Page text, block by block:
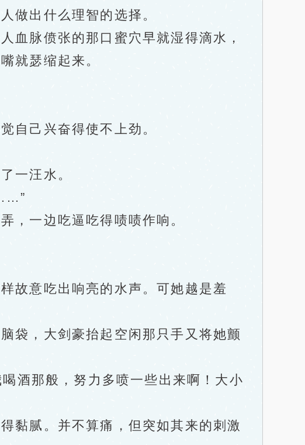
出什么理智的选择。
脉偾张的那口蜜穴早就湿得滴水，
就瑟缩起来。
己兴奋得使不上劲。
一汪水。
一边吃逼吃得啧啧作响。
意吃出响亮的水声。可她越是羞
，大剑豪抬起空闲那只手又将她颤
酒那般，努力多喷一些出来啊！大小
腻。并不算痛，但突如其来的刺激